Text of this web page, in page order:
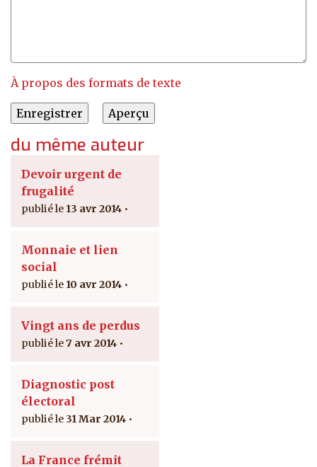
À propos des formats de texte
du même auteur
Devoir urgent de
frugalité
13 avr 2014
Monnaie et lien
social
10 avr 2014
Vingt ans de perdus
7 avr 2014
Diagnostic post
électoral
31 Mar 2014
La France frémit